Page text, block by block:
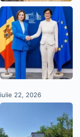
iulie 22, 2026